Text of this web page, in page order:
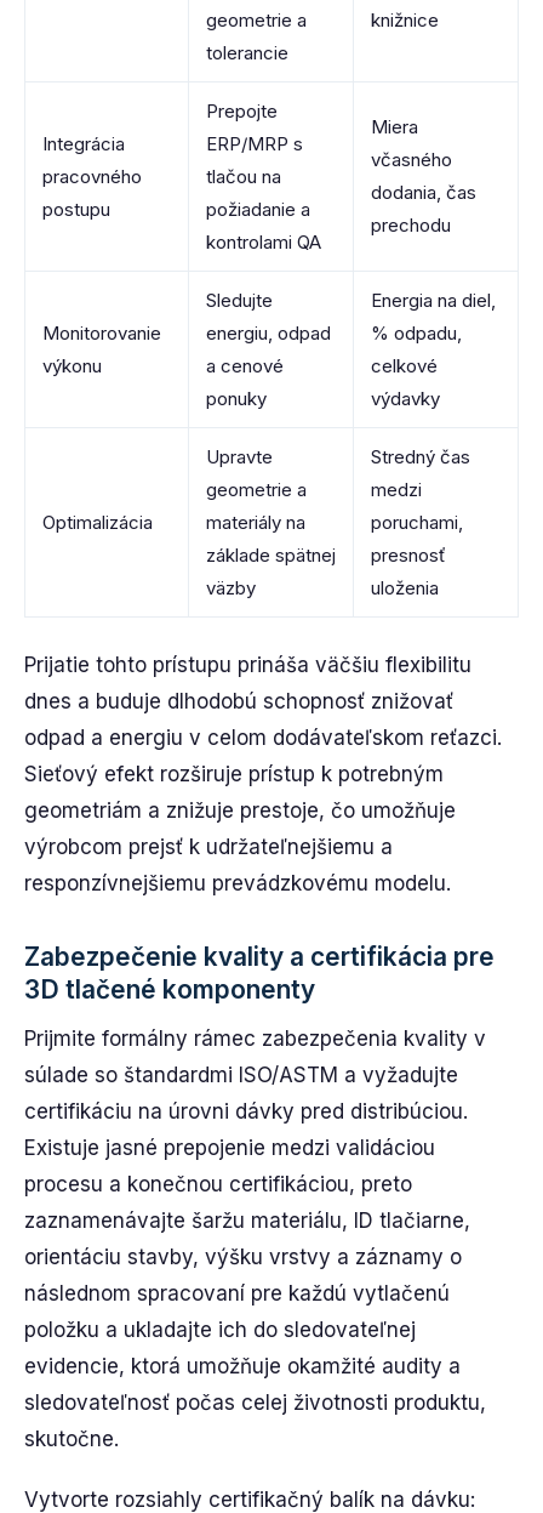
geometrie a
tolerancie
knižnice
Integrácia
pracovného
postupu
Prepojte
ERP/MRP s
tlačou na
požiadanie a
kontrolami QA
Miera
včasného
dodania, čas
prechodu
Monitorovanie
výkonu
Sledujte
energiu, odpad
a cenové
ponuky
Energia na diel,
% odpadu,
celkové
výdavky
Optimalizácia
Upravte
geometrie a
materiály na
základe spätnej
väzby
Stredný čas
medzi
poruchami,
presnosť
uloženia
Prijatie tohto prístupu prináša väčšiu flexibilitu
dnes a buduje dlhodobú schopnosť znižovať
odpad a energiu v celom dodávateľskom reťazci.
Sieťový efekt rozširuje prístup k potrebným
geometriám a znižuje prestoje, čo umožňuje
výrobcom prejsť k udržateľnejšiemu a
responzívnejšiemu prevádzkovému modelu.
Zabezpečenie kvality a certifikácia pre
3D tlačené komponenty
Prijmite formálny rámec zabezpečenia kvality v
súlade so štandardmi ISO/ASTM a vyžadujte
certifikáciu na úrovni dávky pred distribúciou.
Existuje jasné prepojenie medzi validáciou
procesu a konečnou certifikáciou, preto
zaznamenávajte šaržu materiálu, ID tlačiarne,
orientáciu stavby, výšku vrstvy a záznamy o
následnom spracovaní pre každú vytlačenú
položku a ukladajte ich do sledovateľnej
evidencie, ktorá umožňuje okamžité audity a
sledovateľnosť počas celej životnosti produktu,
skutočne.
Vytvorte rozsiahly certifikačný balík na dávku: